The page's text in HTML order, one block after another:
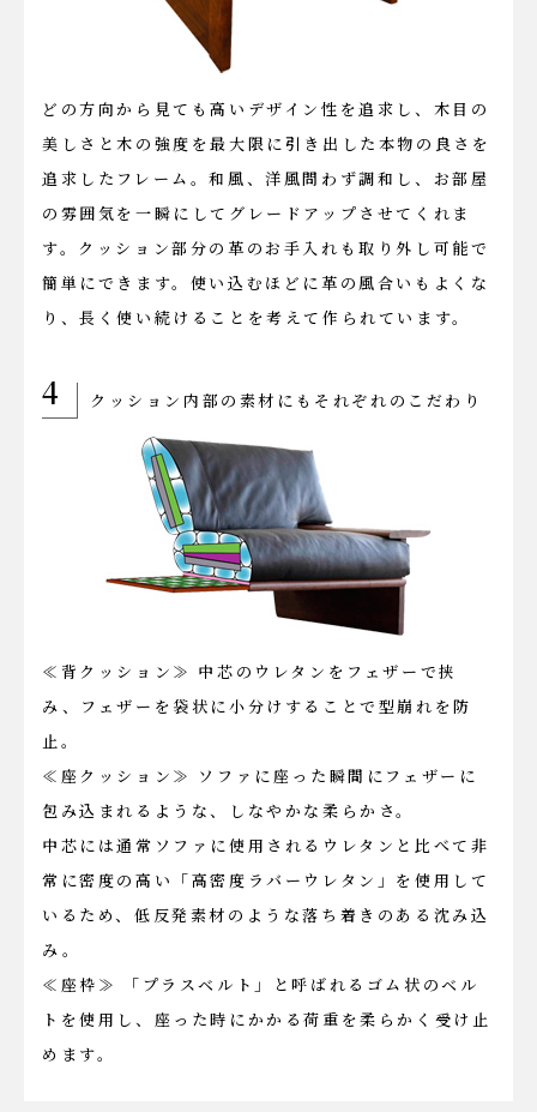
どの方向から見ても高いデザイン性を追求し、木目の
美しさと木の強度を最大限に引き出した本物の良さを
追求したフレーム。和風、洋風問わず調和し、お部屋
の雰囲気を一瞬にしてグレードアップさせてくれま
す。クッション部分の革のお手入れも取り外し可能で
簡単にできます。使い込むほどに革の風合いもよくな
り、長く使い続けることを考えて作られています。
4 クッション内部の素材にもそれぞれのこだわり
≪背クッション≫ 中芯のウレタンをフェザーで挟
み、フェザーを袋状に小分けすることで型崩れを防
止。
≪座クッション≫ ソファに座った瞬間にフェザーに
包み込まれるような、しなやかな柔らかさ。
中芯には通常ソファに使用されるウレタンと比べて非
常に密度の高い「高密度ラバーウレタン」を使用して
いるため、低反発素材のような落ち着きのある沈み込
み。
≪座枠≫ 「プラスベルト」と呼ばれるゴム状のベル
トを使用し、座った時にかかる荷重を柔らかく受け止
めます。